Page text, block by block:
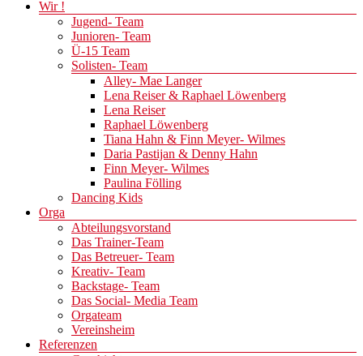
Wir !
Jugend- Team
Junioren- Team
Ü-15 Team
Solisten- Team
Alley- Mae Langer
Lena Reiser & Raphael Löwenberg
Lena Reiser
Raphael Löwenberg
Tiana Hahn & Finn Meyer- Wilmes
Daria Pastijan & Denny Hahn
Finn Meyer- Wilmes
Paulina Fölling
Dancing Kids
Orga
Abteilungsvorstand
Das Trainer-Team
Das Betreuer- Team
Kreativ- Team
Backstage- Team
Das Social- Media Team
Orgateam
Vereinsheim
Referenzen